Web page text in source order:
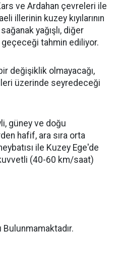
ve Ardahan çevreleri ile
illerinin kuzey kıyılarının
yağışlı, diğer
tahmin ediliyor.
değişiklik olmayacağı,
üzerinde seyredeceği
güney ve doğu
hafif, ara sıra orta
ile Kuzey Ege'de
(40-60 km/saat)